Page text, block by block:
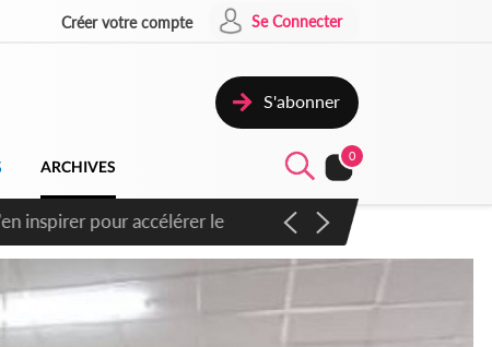
Créer votre compte Se Connecter
S'abonner
ARCHIVES
0
inspirer pour accélérer le